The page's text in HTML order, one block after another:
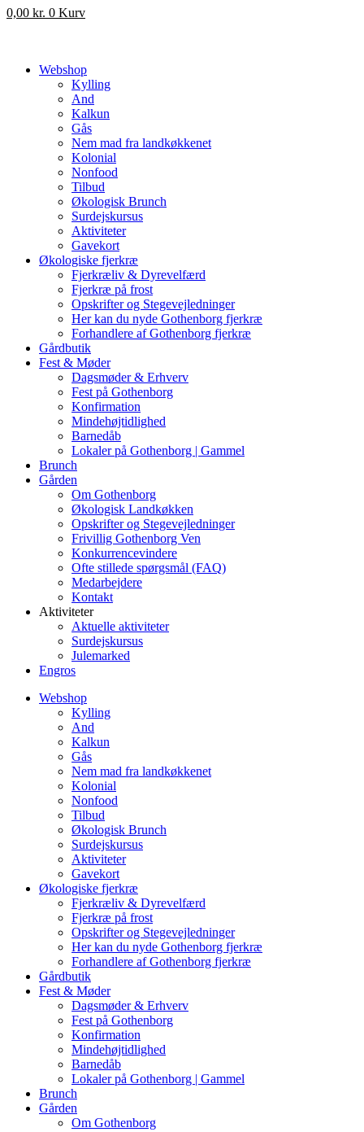
0,00 kr. 0 Kurv
Webshop
Kylling
And
Kalkun
Gås
Nem mad fra landkøkkenet
Kolonial
Nonfood
Tilbud
Økologisk Brunch
Surdejskursus
Aktiviteter
Gavekort
Økologiske fjerkræ
Fjerkræliv & Dyrevelfærd
Fjerkræ på frost
Opskrifter og Stegevejledninger
Her kan du nyde Gothenborg fjerkræ
Forhandlere af Gothenborg fjerkræ
Gårdbutik
Fest & Møder
Dagsmøder & Erhverv
Fest på Gothenborg
Konfirmation
Mindehøjtidlighed
Barnedåb
Lokaler på Gothenborg | Gammel
Brunch
Gården
Om Gothenborg
Økologisk Landkøkken
Opskrifter og Stegevejledninger
Frivillig Gothenborg Ven
Konkurrencevindere
Ofte stillede spørgsmål (FAQ)
Medarbejdere
Kontakt
Aktiviteter
Aktuelle aktiviteter
Surdejskursus
Julemarked
Engros
Webshop
Kylling
And
Kalkun
Gås
Nem mad fra landkøkkenet
Kolonial
Nonfood
Tilbud
Økologisk Brunch
Surdejskursus
Aktiviteter
Gavekort
Økologiske fjerkræ
Fjerkræliv & Dyrevelfærd
Fjerkræ på frost
Opskrifter og Stegevejledninger
Her kan du nyde Gothenborg fjerkræ
Forhandlere af Gothenborg fjerkræ
Gårdbutik
Fest & Møder
Dagsmøder & Erhverv
Fest på Gothenborg
Konfirmation
Mindehøjtidlighed
Barnedåb
Lokaler på Gothenborg | Gammel
Brunch
Gården
Om Gothenborg